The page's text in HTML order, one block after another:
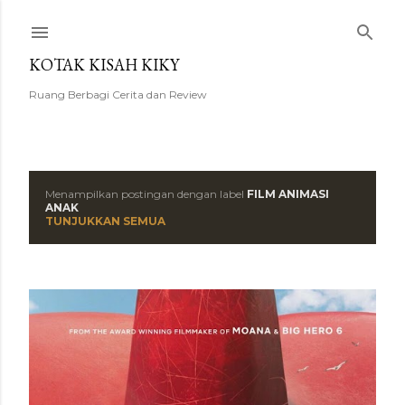
KOTAK KISAH KIKY
Ruang Berbagi Cerita dan Review
o
s
t
i
Menampilkan postingan dengan label FILM ANIMASI
ANAK
TUNJUKKAN SEMUA